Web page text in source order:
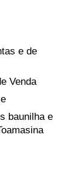
e de
Venda
baunilha e